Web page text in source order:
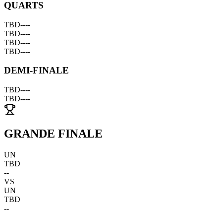
QUARTS
TBD----
TBD----
TBD----
TBD----
DEMI-FINALE
TBD----
TBD----
GRANDE FINALE
UN
TBD
--
VS
UN
TBD
--